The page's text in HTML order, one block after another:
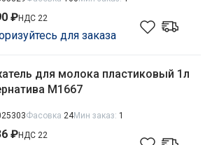
₽НДС 22
для заказа
для молока пластиковый 1л
М1667
Фасовка 24Мин заказ: 1
₽НДС 22